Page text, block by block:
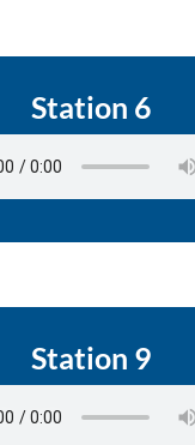
Station 6
Station 9